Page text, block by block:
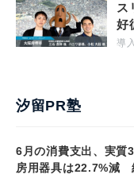
ス
好
導
汐留PR塾
6月の消費支出、実
房用器具は22.7%減